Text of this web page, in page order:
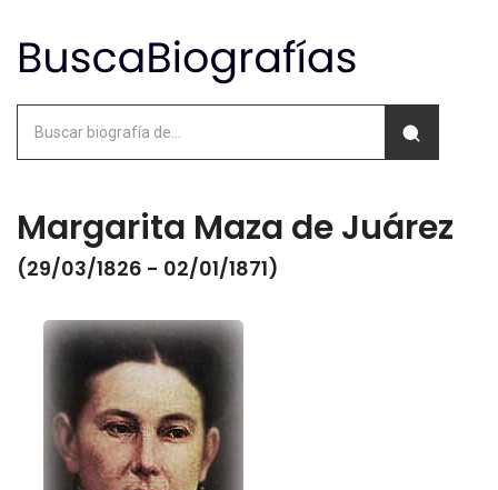
Margarita Maza de Juárez
(29/03/1826 - 02/01/1871)